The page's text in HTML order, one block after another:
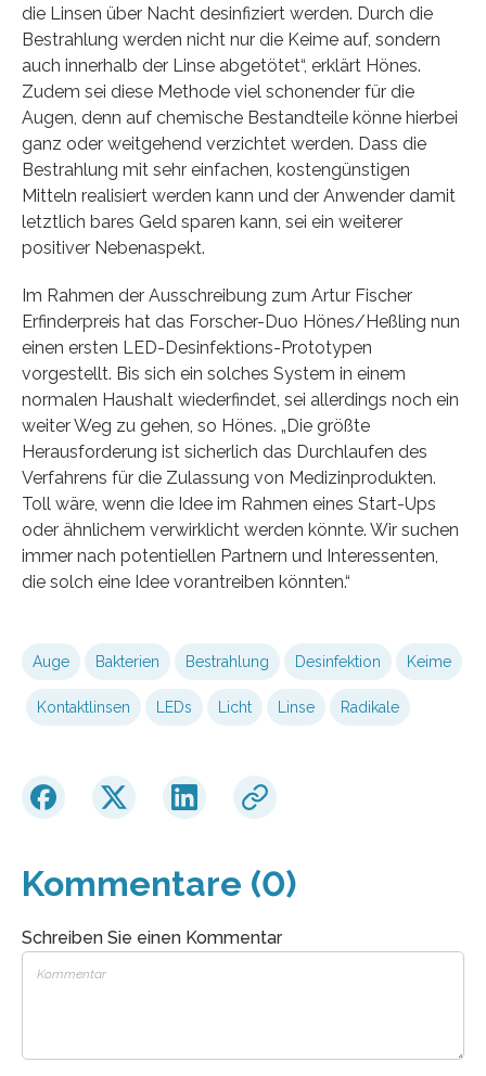
die Linsen über Nacht desinfiziert werden. Durch die
Bestrahlung werden nicht nur die Keime auf, sondern
auch innerhalb der Linse abgetötet“, erklärt Hönes.
Zudem sei diese Methode viel schonender für die
Augen, denn auf chemische Bestandteile könne hierbei
ganz oder weitgehend verzichtet werden. Dass die
Bestrahlung mit sehr einfachen, kostengünstigen
Mitteln realisiert werden kann und der Anwender damit
letztlich bares Geld sparen kann, sei ein weiterer
positiver Nebenaspekt.
Im Rahmen der Ausschreibung zum Artur Fischer
Erfinderpreis hat das Forscher-Duo Hönes/Heßling nun
einen ersten LED-Desinfektions-Prototypen
vorgestellt. Bis sich ein solches System in einem
normalen Haushalt wiederfindet, sei allerdings noch ein
weiter Weg zu gehen, so Hönes. „Die größte
Herausforderung ist sicherlich das Durchlaufen des
Verfahrens für die Zulassung von Medizinprodukten.
Toll wäre, wenn die Idee im Rahmen eines Start-Ups
oder ähnlichem verwirklicht werden könnte. Wir suchen
immer nach potentiellen Partnern und Interessenten,
die solch eine Idee vorantreiben könnten.“
Auge Bakterien Bestrahlung Desinfektion Keime
Kontaktlinsen LEDs Licht Linse Radikale
Kommentare (0)
Schreiben Sie einen Kommentar